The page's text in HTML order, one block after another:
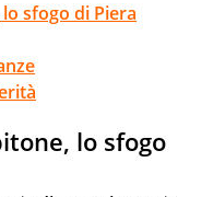
sfogo di Piera
lo sfogo